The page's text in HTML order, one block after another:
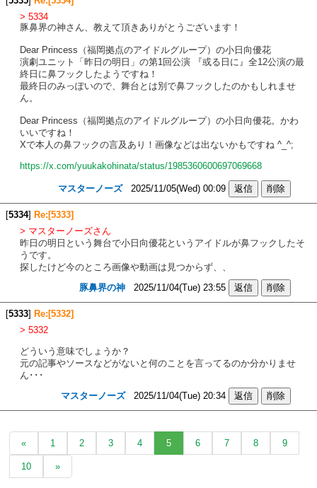
> 5334
豚鼻界の神さん、教えて頂きありがとうございます！
Dear Princess（福岡拠点のアイドルグループ）の小日向優花
演劇ユニット「昨日の明日」の第1回公演 『或る日に』全12公演の最
終日に鼻フックしたようですね！
最終日のみっぽいので、舞台とは別で鼻フックしたのかもしれませ
ん。
Dear Princess（福岡拠点のアイドルグループ）の小日向優花。かわ
いいですね！
Xで本人の鼻フックの言及あり！画像などは出ないかもですね ^_^;
https://x.com/yuukakohinata/status/1985360600697069668
マスターノーズ2025/11/05(Wed) 00:09
[5334] Re:[5333]
> マスターノーズさん
昨日の明日という舞台で小日向優花というアイドルが鼻フックしたそ
うです。
探したけど今のところ画像や動画は見つからず、、
豚鼻界の神 2025/11/04(Tue) 23:55
[5333] Re:[5332]
> 5332
どういう意味でしょうか？
元の記事やソースなどがないと何のことを言ってるのか分かりませ
ん･･･
マスターノーズ2025/11/04(Tue) 20:34
« 1 2 3 4 5 6 7 8 9
10 »